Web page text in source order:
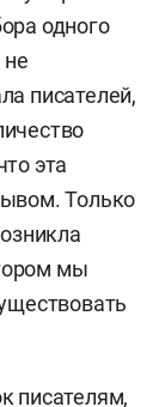
одного
не
писателей,
эта
Только
мы
писателям,